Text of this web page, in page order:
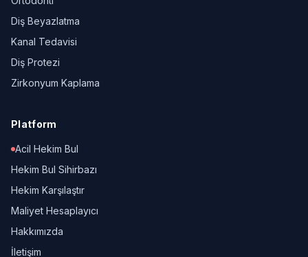
Diş Beyazlatma
Kanal Tedavisi
Diş Protezi
Zirkonyum Kaplama
Platform
Acil Hekim Bul
Hekim Bul Sihirbazı
Hekim Karşılaştır
Maliyet Hesaplayıcı
Hakkımızda
İletişim